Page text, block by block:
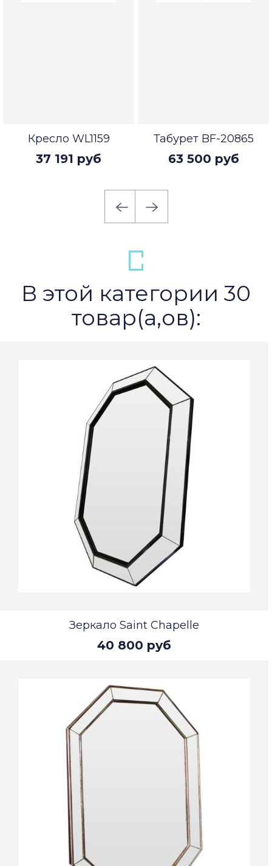
Кресло WL1159
37 191 руб
Табурет BF-20865
63 500 руб
В этой категории 30
товар(а,ов):
Зеркало Saint Chapelle
40 800 руб